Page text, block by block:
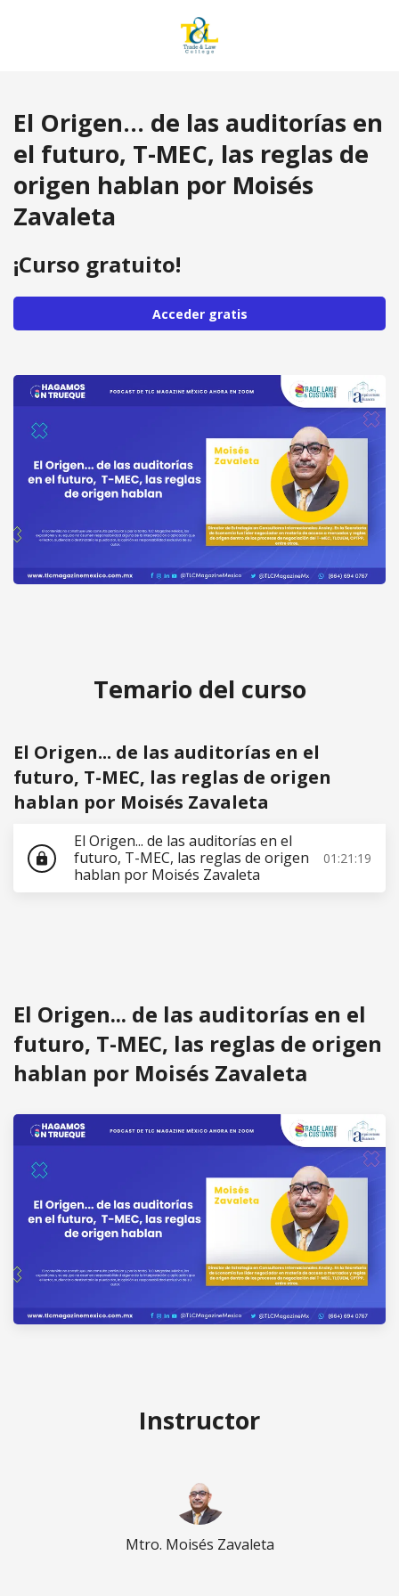
El Origen... de las auditorías en
el futuro, T-MEC, las reglas de
origen hablan por Moisés
Zavaleta
¡Curso gratuito!
Acceder gratis
Temario del curso
El Origen... de las auditorías en el
futuro, T-MEC, las reglas de origen
hablan por Moisés Zavaleta
lock
El Origen... de las auditorías en el
futuro, T-MEC, las reglas de origen
hablan por Moisés Zavaleta
01:21:19
El Origen... de las auditorías en el
futuro, T-MEC, las reglas de origen
hablan por Moisés Zavaleta
Instructor
Mtro. Moisés Zavaleta